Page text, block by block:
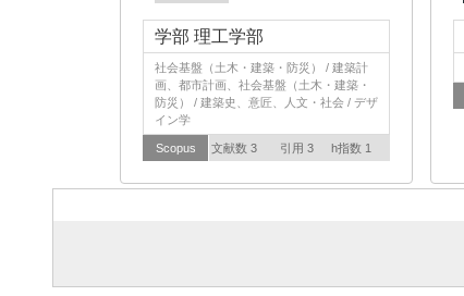
学部 理工学部
社会基盤（土木・建築・防災） / 建築計
画、都市計画、社会基盤（土木・建築・
防災） / 建築史、意匠、人文・社会 / デザ
イン学
Scopus 文献数 3 引用 3 h指数 1